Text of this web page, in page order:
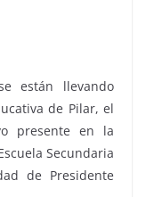
están llevando
de Pilar, el
presente en la
Secundaria
de Presidente